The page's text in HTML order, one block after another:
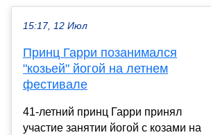
15:17, 12 Июл
Принц Гарри позанимался
"козьей" йогой на летнем
фестивале
41-летний принц Гарри принял
участие занятии йогой с козами на